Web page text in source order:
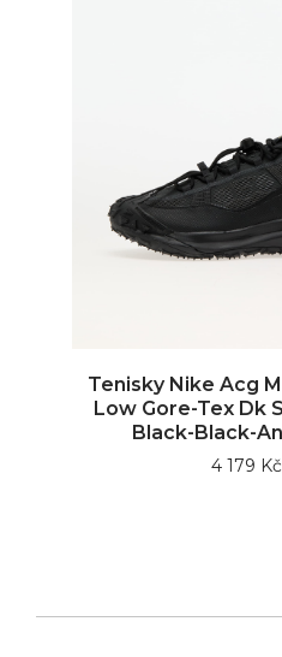
Tenisky Nike Acg
Low Gore-Tex Dk
Black-Black-
4 179 Kč